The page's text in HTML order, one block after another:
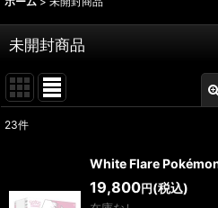
未開封商品
表示数:
23件
White Flare
19,800円 (税込)